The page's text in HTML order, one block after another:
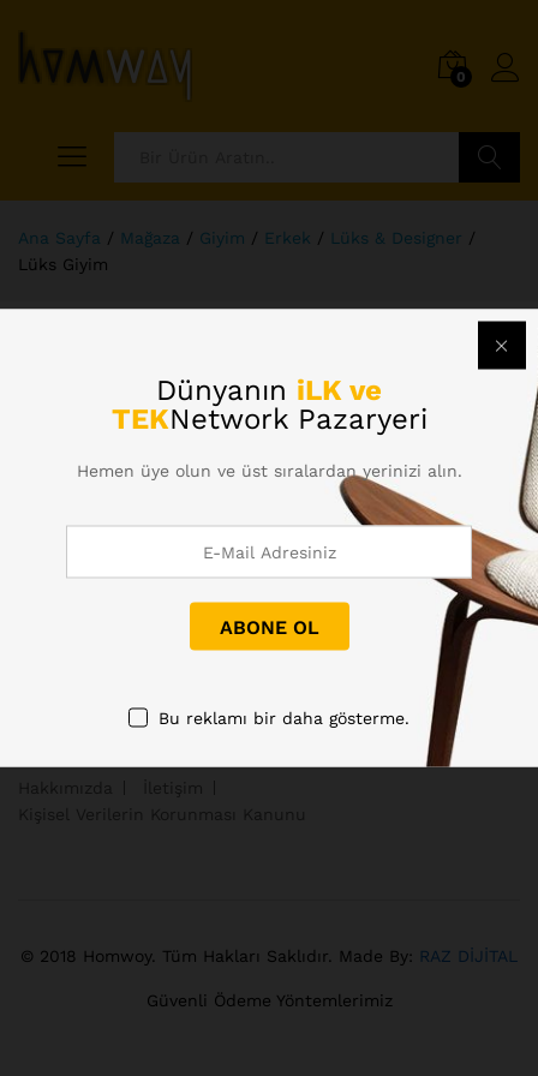
0
Ana Sayfa / Mağaza / Giyim / Erkek / Lüks & Designer /
Lüks Giyim
© 2018 Homwoy. Tüm Hakları Saklıdır. Made By: RAZ DİJİTAL
Güvenli Ödeme Yöntemlerimiz
Dünyanın iLK ve
TEKNetwork Pazaryeri
Hemen üye olun ve üst sıralardan yerinizi alın.
Bu reklamı bir daha gösterme.